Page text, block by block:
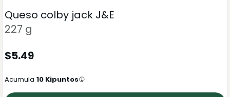
Queso colby jack J&E
227 g
$5.49
Acumula 10 Kipuntos